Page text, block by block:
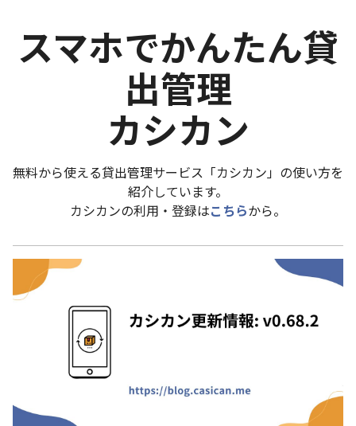
スマホでかんたん貸
出管理
カシカン
無料から使える貸出管理サービス「カシカン」の使い方を
紹介しています。
カシカンの利用・登録はこちらから。